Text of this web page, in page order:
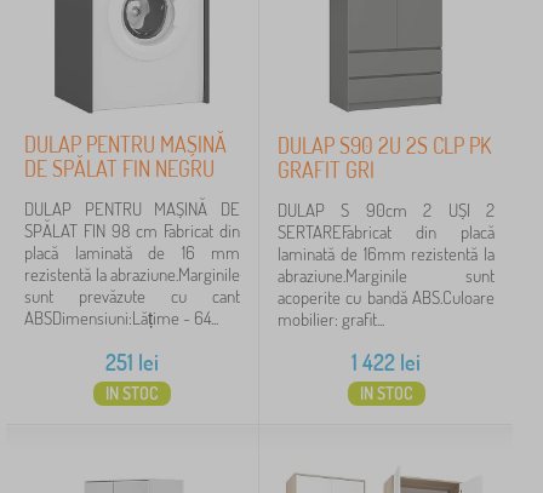
DULAP PENTRU MAȘINĂ
DE SPĂLAT FIN NEGRU
DULAP PENTRU MAȘINĂ DE
SPĂLAT FIN 98 cm Fabricat din
placă laminată de 16 mm
rezistentă la abraziune.Marginile
sunt prevăzute cu cant
ABSDimensiuni:Lățime - 64...
251 lei
IN STOC
DULAP S90 2U 2S CLP PK
GRAFIT GRI
DULAP S 90cm 2 UȘI 2
SERTAREFabricat din placă
laminată de 16mm rezistentă la
abraziune.Marginile sunt
acoperite cu bandă ABS.Culoare
mobilier: grafit...
1 422 lei
IN STOC